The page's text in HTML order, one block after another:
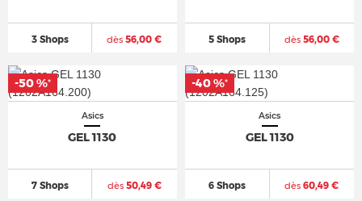
3 Shops dès 56,00 € 5 Shops dès56,00 €
Asics
GEL 1130
7 Shops dès50,49 €
-50 %*
Asics
GEL 1130
6 Shops dès 60,49 €
-40 %*